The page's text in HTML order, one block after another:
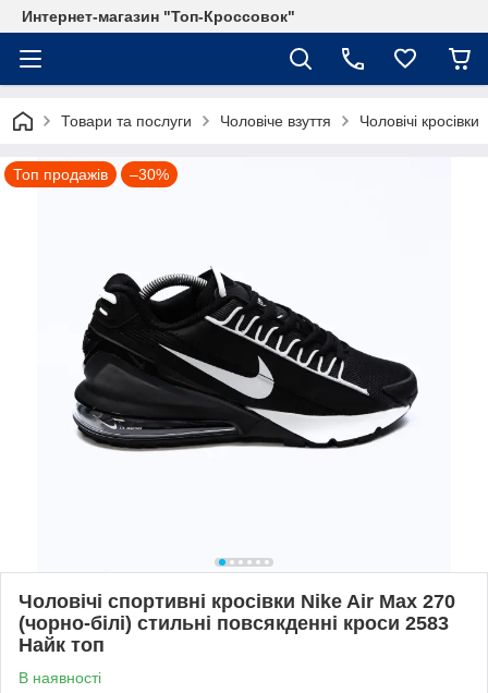
Интернет-магазин "Топ-Кроссовок"
Товари та послуги Чоловіче взуття Чоловічі кросівки
Топ продажів –30%
Чоловічі спортивні кросівки Nike Air Max 270
(чорно-білі) стильні повсякденні кроси 2583
Найк топ
В наявності